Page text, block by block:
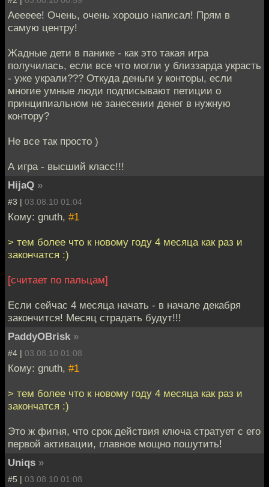
Аеееее! Очень, очень хорошо написал! Прям в
самую центру!
Жадные дети в панике - как это такая игра
получилась, если все что могли у близзарда украсть
- уже украли??? Откуда деньги у конторы, если
многие умные люди подписывают петиции о
принципиальном не занесении денег в нужную
контору?
Не все так просто )
А игра - высший класс!!!
HijaQ »
#3 | 03.08.10 01:04
Кому: gnuth, #1
> тем более что к новому году 4 месяца как раз и
закончатся :)
[считает по пальцам]
Если сейчас 4 месяца начать - в начале декабря
закончится! Месяц страдать будут!!!
PaddyOBrisk »
#4 | 03.08.10 01:08
Кому: gnuth, #1
> тем более что к новому году 4 месяца как раз и
закончатся :)
Это ж фигня, что срок действия ключа стратует с его
первой активации, главное мощно пошутить!
Uniqs »
#5 | 03.08.10 01:08